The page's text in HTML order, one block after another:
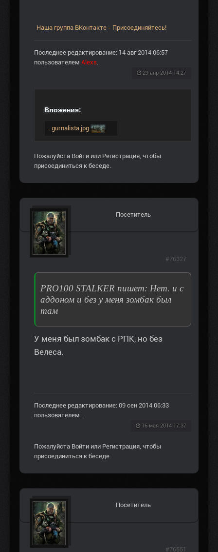
Наша группа ВКонтакте - Присоединяйтесь!
Последнее редактирование: 14 авг 2014 06:57
пользователем Alexs
29 апр 2014 14:27
Вложения:
...gurnalista.jpg
Пожалуйста Войти или Регистрация , чтобы
присоединиться к беседе.
Посетитель
PRO100 STALKER пишет: Нет. и с
аддоном и без у меня зомбак был
там
У меня был зомбак с РПК, но без
Велеса.
Последнее редактирование: 09 сен 2014 06:33
пользователем
16 мая 2014 17:37
#76327
Пожалуйста Войти или Регистрация , чтобы
присоединиться к беседе.
Посетитель
#76551